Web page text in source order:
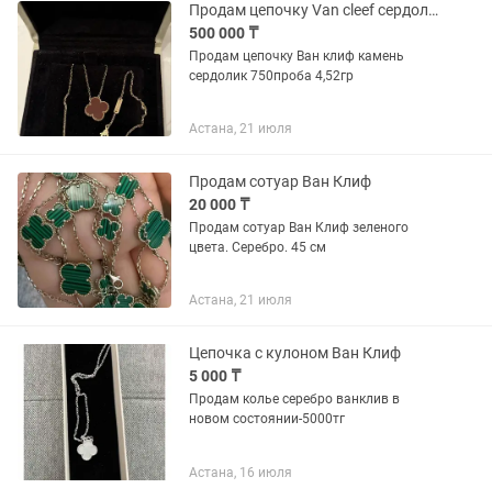
Продам цепочку Van cleef сердолик
500 000 ₸
Продам цепочку Ван клиф камень
сердолик 750проба 4,52гр
Астана, 21 июля
Продам сотуар Ван Клиф
20 000 ₸
Продам сотуар Ван Клиф зеленого
цвета. Серебро. 45 см
Астана, 21 июля
Цепочка с кулоном Ван Клиф
5 000 ₸
Продам колье серебро ванклив в
новом состоянии-5000тг
Астана, 16 июля